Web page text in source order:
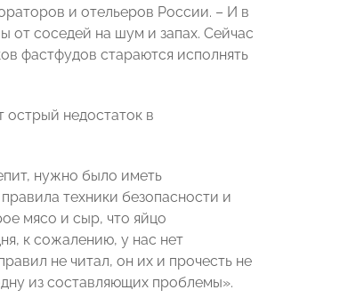
и отельеров России. – И в
от соседей на шум и запах. Сейчас
фастфудов стараются исполнять
острый недостаток в
нужно было иметь
техники безопасности и
мясо и сыр, что яйцо
к сожалению, у нас нет
не читал, он их и прочесть не
из составляющих проблемы».